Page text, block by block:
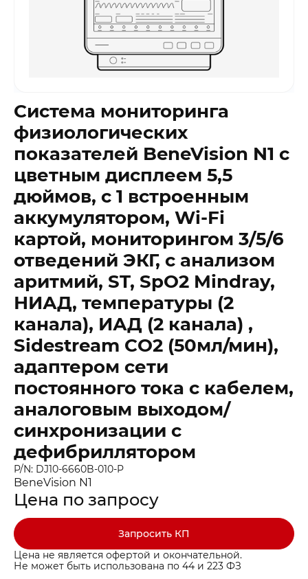
Система мониторинга
физиологических
показателей BeneVision N1 с
цветным дисплеем 5,5
дюймов, с 1 встроенным
аккумулятором, Wi-Fi
картой, мониторингом 3/5/6
отведений ЭКГ, с анализом
аритмий, ST, SpO2 Mindray,
НИАД, температуры (2
канала), ИАД (2 канала) ,
Sidestream CO2 (50мл/мин),
адаптером сети
постоянного тока с кабелем,
аналоговым выходом/
синхронизации с
дефибриллятором
P/N: DJ10-6660B-010-P
BeneVision N1
Цена по запросу
Запросить КП
Цена не является офертой и окончательной.
Не может быть использована по 44 и 223 ФЗ